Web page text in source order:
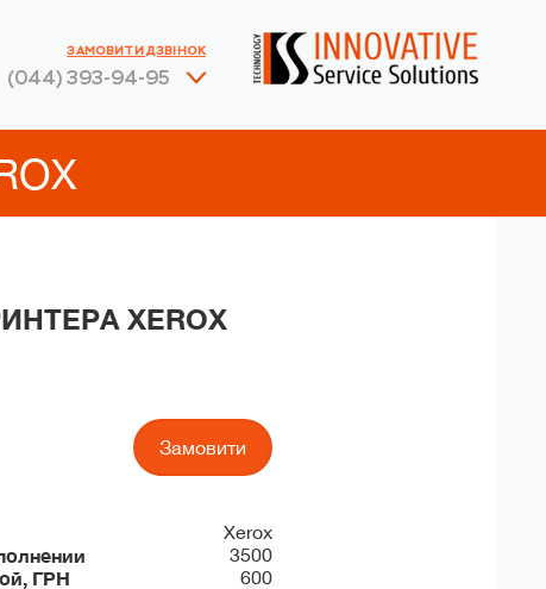
(044) 393-94-95
ЗАМОВИТИ ДЗВІНОК
XEROX
Замовити
Xerox
3500
ГРН 600